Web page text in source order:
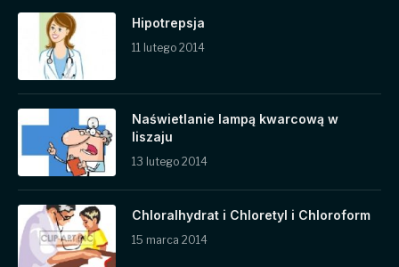
Hipotrepsja
11 lutego 2014
Naświetlanie lampą kwarcową w
liszaju
13 lutego 2014
Chloralhydrat i Chloretyl i Chloroform
15 marca 2014